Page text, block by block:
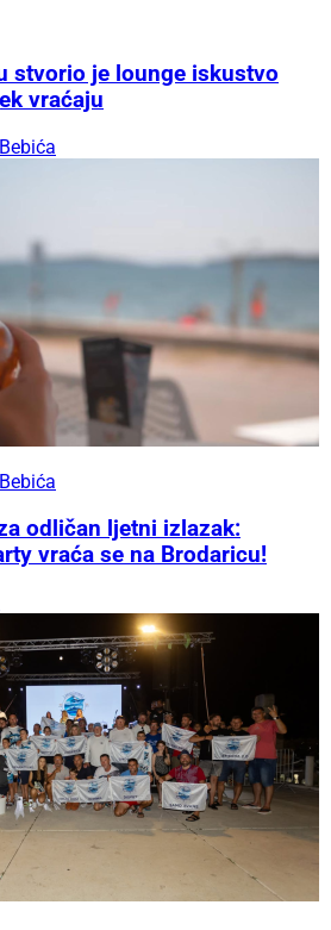
stvorio je lounge iskustvo
vraćaju
odličan ljetni izlazak:
vraća se na Brodaricu!